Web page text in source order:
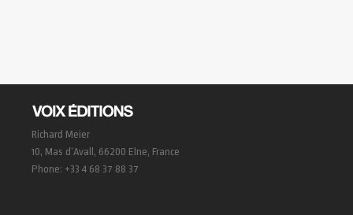
Richard Meier
10, Mas d’Avall, 66200 Elne, France
Phone: +33 4 68 37 88 37